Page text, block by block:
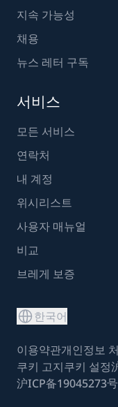
지속 가능성
채용
뉴스 레터 구독
서비스
모든 서비스
연락처
내 계정
위시리스트
사용자 매뉴얼
비교
브레게 보증
한국어
이용약관개인정보
쿠키 고지쿠키 설정
沪ICP备19045273